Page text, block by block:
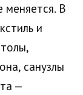
В
и
санузлы
—